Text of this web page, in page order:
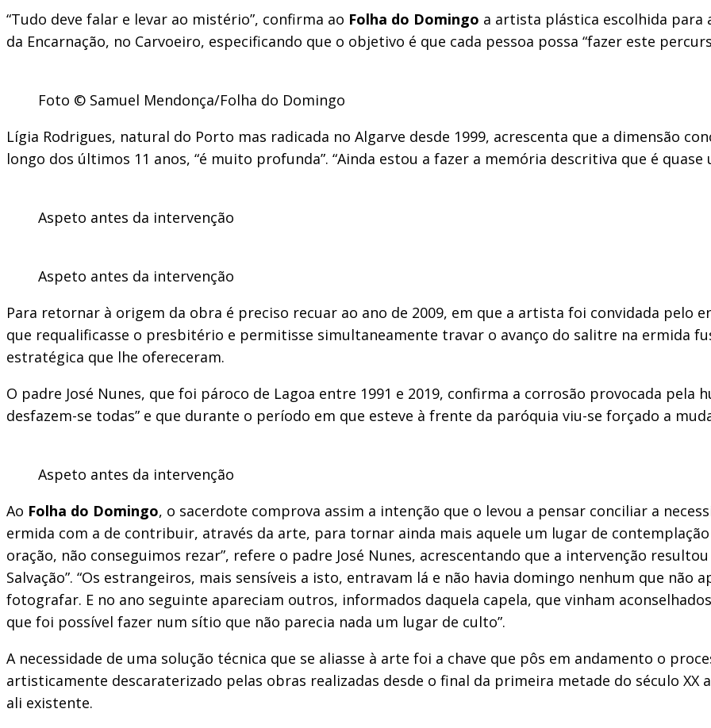
“Tudo deve falar e levar ao mistério”, confirma ao Folha do Domingo a artista plástica escolhida para
da Encarnação, no Carvoeiro, especificando que o objetivo é que cada pessoa possa “fazer este
Foto © Samuel Mendonça/Folha do Domingo
Lígia Rodrigues, natural do Porto mas radicada no Algarve desde 1999, acrescenta que a dimensão
longo dos últimos 11 anos, “é muito profunda”. “Ainda estou a fazer a memória descritiva que é quase
Aspeto antes da intervenção
Aspeto antes da intervenção
Para retornar à origem da obra é preciso recuar ao ano de 2009, em que a artista foi convidada pelo
que requalificasse o presbitério e permitisse simultaneamente travar o avanço do salitre na ermida
estratégica que lhe ofereceram.
O padre José Nunes, que foi pároco de Lagoa entre 1991 e 2019, confirma a corrosão provocada pela
desfazem-se todas” e que durante o período em que esteve à frente da paróquia viu-se forçado a
Aspeto antes da intervenção
Ao Folha do Domingo, o sacerdote comprova assim a intenção que o levou a pensar conciliar a
ermida com a de contribuir, através da arte, para tornar ainda mais aquele um lugar de contemplação
oração, não conseguimos rezar”, refere o padre José Nunes, acrescentando que a intervenção
Salvação”. “Os estrangeiros, mais sensíveis a isto, entravam lá e não havia domingo nenhum que não
fotografar. E no ano seguinte apareciam outros, informados daquela capela, que vinham
que foi possível fazer num sítio que não parecia nada um lugar de culto”.
A necessidade de uma solução técnica que se aliasse à arte foi a chave que pôs em andamento o
artisticamente descaraterizado pelas obras realizadas desde o final da primeira metade do século XX
ali existente.